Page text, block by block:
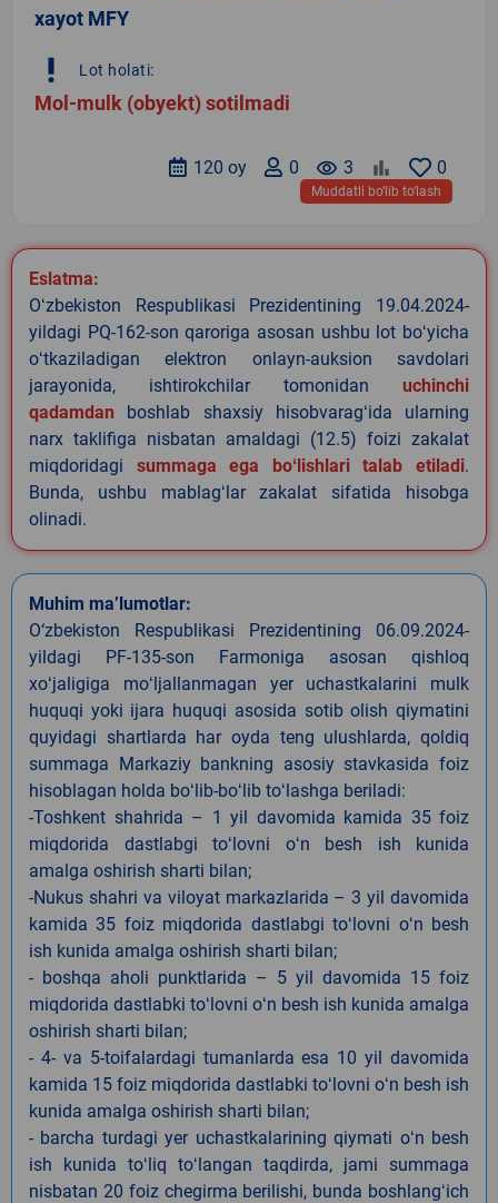
xayot MFY
priority_high Lot holati:
Mol-mulk (obyekt) sotilmadi
0
remove_red_eye 3
0
120 oy
Muddatli bo‘lib to‘lash
Eslatma:
Oʻzbekiston Respublikasi Prezidentining 19.04.2024-
yildagi PQ-162-son qaroriga asosan ushbu lot boʻyicha
oʻtkaziladigan elektron onlayn-auksion savdolari
jarayonida, ishtirokchilar tomonidan uchinchi
qadamdan boshlab shaxsiy hisobvaragʻida ularning
narx taklifiga nisbatan amaldagi (12.5) foizi zakalat
miqdoridagi summaga ega boʻlishlari talab etiladi.
Bunda, ushbu mablagʻlar zakalat sifatida hisobga
olinadi.
Muhim ma’lumotlar:
O‘zbekiston Respublikasi Prezidentining 06.09.2024-
yildagi PF-135-son Farmoniga asosan qishloq
xoʻjaligiga moʻljallanmagan yer uchastkalarini mulk
huquqi yoki ijara huquqi asosida sotib olish qiymatini
quyidagi shartlarda har oyda teng ulushlarda, qoldiq
summaga Markaziy bankning asosiy stavkasida foiz
hisoblagan holda boʻlib-boʻlib toʻlashga beriladi:
-Toshkent shahrida – 1 yil davomida kamida 35 foiz
miqdorida dastlabgi toʻlovni oʻn besh ish kunida
amalga oshirish sharti bilan;
-Nukus shahri va viloyat markazlarida – 3 yil davomida
kamida 35 foiz miqdorida dastlabgi toʻlovni oʻn besh
ish kunida amalga oshirish sharti bilan;
- boshqa aholi punktlarida – 5 yil davomida 15 foiz
miqdorida dastlabki toʻlovni oʻn besh ish kunida amalga
oshirish sharti bilan;
- 4- va 5-toifalardagi tumanlarda esa 10 yil davomida
kamida 15 foiz miqdorida dastlabki toʻlovni oʻn besh ish
kunida amalga oshirish sharti bilan;
- barcha turdagi yer uchastkalarining qiymati oʻn besh
ish kunida toʻliq toʻlangan taqdirda, jami summaga
nisbatan 20 foiz chegirma berilishi, bunda boshlangʻich